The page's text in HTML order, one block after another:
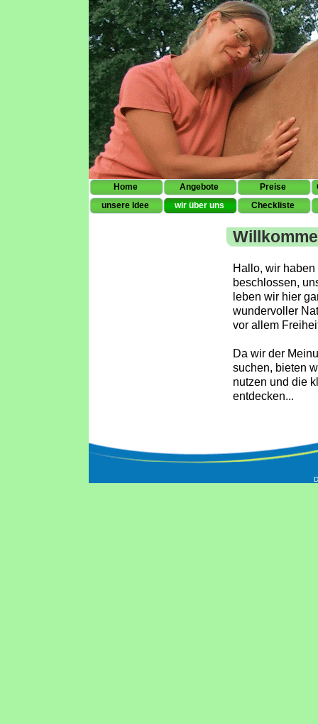
Home Angebote Preise
unsere Idee
wir über uns
Checkliste
Hallo, wir
beschlossen,
leben wir hier
wundervoller
vor allem
Da wir der
suchen, bieten
nutzen und die
entdecken...